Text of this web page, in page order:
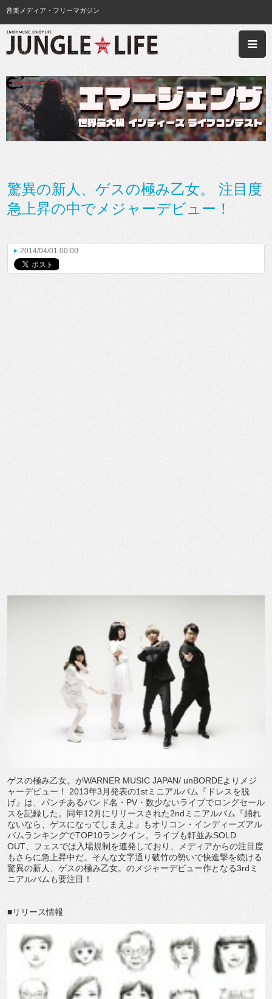
音楽メディア・フリーマガジン
驚異の新人、ゲスの極み乙女。 注目度
急上昇の中でメジャーデビュー！
2014/04/01 00:00
ゲスの極み乙女。がWARNER MUSIC JAPAN/ unBORDEよりメジ
ャーデビュー！ 2013年3月発表の1stミニアルバム『ドレスを脱
げ』は、パンチあるバンド名・PV・数少ないライブでロングセール
スを記録した。同年12月にリリースされた2ndミニアルバム『踊れ
ないなら、ゲスになってしまえよ』もオリコン・インディーズアル
バムランキングでTOP10ランクイン。ライブも軒並みSOLD
OUT、フェスでは入場規制を連発しており、メディアからの注目度
もさらに急上昇中だ。そんな文字通り破竹の勢いで快進撃を続ける
驚異の新人、ゲスの極み乙女。のメジャーデビュー作となる3rdミ
ニアルバムも要注目！
■リリース情報